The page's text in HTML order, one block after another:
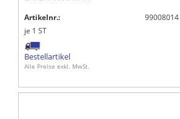
Artikelnr.:
99008014
je 1 ST
Bestellartikel
Alle Preise exkl. MwSt.